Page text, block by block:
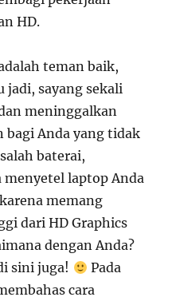
HD.
teman baik,
jadi, sayang sekali
meninggalkan
bagi Anda yang tidak
baterai,
laptop Anda
memang
dari HD Graphics
dengan Anda?
sini juga!
Pada
cara